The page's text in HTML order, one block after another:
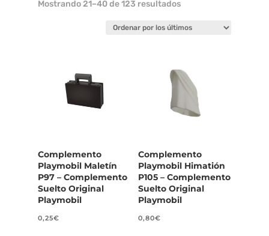
Mostrando 21–40 de 123 resultadosOrdenado
Complemento
Playmobil Maletín
P97 – Complemento
Suelto Original
Playmobil
0,25€
Complemento
Playmobil Himatión
P105 – Complemento
Suelto Original
Playmobil
0,80€